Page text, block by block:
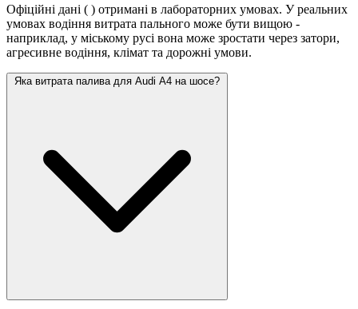
Офіційні дані ( ) отримані в лабораторних умовах. У реальних
умовах водіння витрата пального може бути вищою -
наприклад, у міському русі вона може зростати через затори,
агресивне водіння, клімат та дорожні умови.
Яка витрата палива для Audi A4 на шосе?